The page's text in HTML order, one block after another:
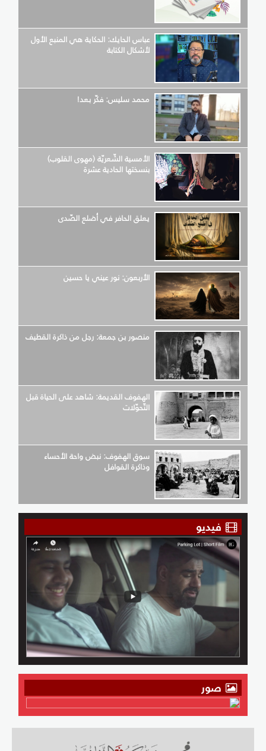
عباس الحايك: الحكاية هي المنبع الأول
لأشكال الكتابة
محمد سليس: فكّر بعد!
الأمسية الشّعريّة (مهوى القلوب)
بنسختها الحادية عشرة
يعلق الحافر في أضلع الصّدى
الأربعون: نور عيني يا حسين
منصور بن جمعة: رجل من ذاكرة القطيف
الهفوف القديمة: شاهد على الحياة قبل
التّحوّلات
سوق الهفوف: نبض واحة الأحساء
وذاكرة القوافل
فيديو
صور